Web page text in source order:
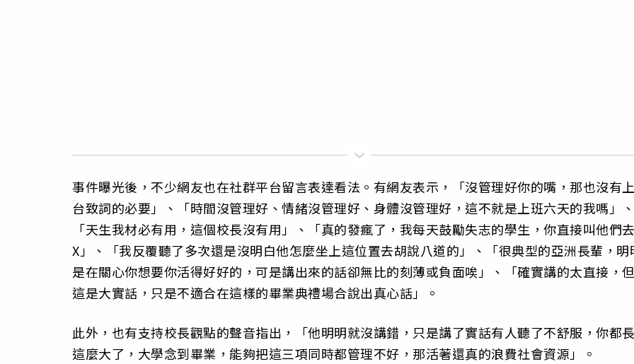
事件曝光後，不少網友也在社群平台留言表達看法。有網友表示，「沒管理好你的嘴，那也沒有
台致詞的必要」、「時間沒管理好、情緒沒管理好、身體沒管理好，這不就是上班六天的我嗎」
「天生我材必有用，這個校長沒有用」、「真的發瘋了，我每天鼓勵失志的學生，你直接叫他們
X」、「我反覆聽了多次還是沒明白他怎麼坐上這位置去胡說八道的」、「很典型的亞洲長輩，明
是在關心你想要你活得好好的，可是講出來的話卻無比的刻薄或負面唉」、「確實講的太直接，
這是大實話，只是不適合在這樣的畢業典禮場合說出真心話」。
此外，也有支持校長觀點的聲音指出，「他明明就沒講錯，只是講了實話有人聽了不舒服，你都
這麼大了，大學念到畢業，能夠把這三項同時都管理不好，那活著還真的浪費社會資源」。